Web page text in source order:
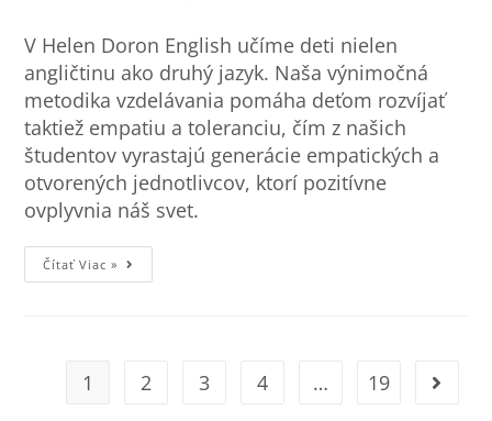
V Helen Doron English učíme deti nielen
angličtinu ako druhý jazyk. Naša výnimočná
metodika vzdelávania pomáha deťom rozvíjať
taktiež empatiu a toleranciu, čím z našich
študentov vyrastajú generácie empatických a
otvorených jednotlivcov, ktorí pozitívne
ovplyvnia náš svet.
Čítať Viac »
1 2 3 4 … 19